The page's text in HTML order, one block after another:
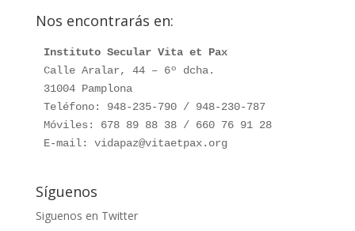
Nos encontrarás en:
Instituto Secular Vita et Pax
Calle Aralar, 44 – 6º dcha.
31004 Pamplona
Teléfono: 948-235-790 / 948-230-787
Móviles: 678 89 88 38 / 660 76 91 28
E-mail: vidapaz@vitaetpax.org
Síguenos
Siguenos en Twitter